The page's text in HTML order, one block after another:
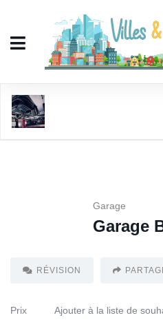
Garage
Garage
RÉVISION
Prix Ajouter à la liste de